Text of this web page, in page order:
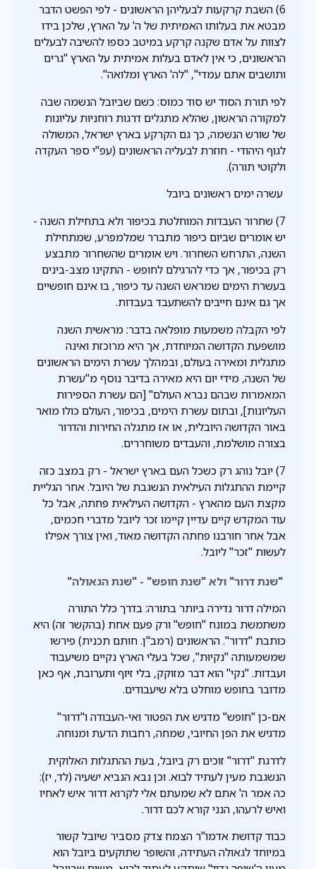
6) השבת קרקעות לבעליהן הראשונים - לפי הפשט הדבר
מבטא את בעלותו האמיתית של ה' על הארץ, שלכן בידו
לצוות על אדם שקנה קרקע במיטב כספו להשיבה לבעלים
הראשונים, כי אין לאדם בעלות אמיתית על הארץ "גרים
ותושבים אתם עמדי", "לה' הארץ ומלואה".
לפי תורת הסוד יש סוד כמוס: כשם שביובל הנשמה שבה
למקורה הראשון, שהלא מתגלים דרגות רוחניות עליונות
של שורש הנשמה, כך גם הקרקע בארץ ישראל, המשולה
לגוף היהודי - חוזרת לבעליה הראשונים (עפ"י ספר העקדה
ולקוטי תורה).
עשרה ימים ראשונים ביובל
7) שחרור העבדות המוחלטת בכיפור ולא בתחילת השנה -
יש אומרים שביום כיפור מתברר שמלמפרע, שמתחילת
השנה, התרחש השחרור. ויש אומרים שהשחרור מתבצע
רק בכיפור, אך כדי להרגילם לחופש - התקינו מצב-בינים
בעשרת הימים שמראש השנה עד כיפור, בו אינם חופשיים
אך גם אינם חייבים להשתעבד בעבדות.
לפי הקבלה משמעות מופלאה בדבר: מראשית השנה
מושפעת הקדושה המיוחדת, אך היא מרוכזת ואינה
מתגלית ומאירה בעולם, ובמהלך עשרת הימים הראשונים
של השנה, מידי יום היא מאירה בדיבר נוסף מ"עשרת
המאמרות שבהם נברא העולם" [הם עשרת הספירות
העליונות], ובתום עשרת הימים, בכיפור, העולם כולו מואר
באור הקדושה היובלית, או אז מתגלה החירות והדרור
בצורה מושלמת, והעבדים משוחררים.
7) יובל נוהג רק כשכל העם בארץ ישראל - רק במצב כזה
קיימת ההתגלות העילאית הנשגבת של היובל. אחר הגליית
מקצת העם מהארץ - הקדושה העילאית פחתה, אבל כל
עוד המקדש קיים עדיין קיימו זכר ליובל מדברי חכמים,
אבל אחר חורבנו פחתה הקדושה מאוד, ואין צורך אפילו
לעשות "זכר" ליובל.
"שנת דרור" ולא "שנת חופש" - "שנת הגאולה"
המילה דרור נדירה ביותר בתורה: בדרך כלל התורה
משתמשת במונח "חופש" ורק פעם אחת (בהקשר זה) היא
כותבת "דרור". הראשונים (רמב"ן. חותם תכנית) פירשו
שמשמעותה "נקיוּת", שכל בעלי הארץ נקיים משיעבוד
ועבדות. "נקי" הוא דבר מזוקק, בלי זיוף ותערובת, אף כאן
מדובר בחופש מוחלט בלא שיעבודים.
אם-כן "חופש" מדגיש את הפטור ואי-העבודה ו"דרור"
מדגיש את הפן החיובי, שמחה, רחבות הדעת ומנוחה.
לדרגת "דרור" זוכים רק ביובל, בעת ההתגלות האלוקית
הנשגבת מעין לעתיד לבוא. וכן נבא הנביא ישעיה (לד, יז):
כה אמר ה' אתם לא שמעתם אלי לקרוא דרור איש לאחיו
ואיש לרעהו, הנני קורא לכם דרור.
כבוד קדושת אדמו"ר הצמח צדק מסביר שיובל קשור
במיוחד לגאולה העתידה, והשופר שתוקעים ביובל הוא